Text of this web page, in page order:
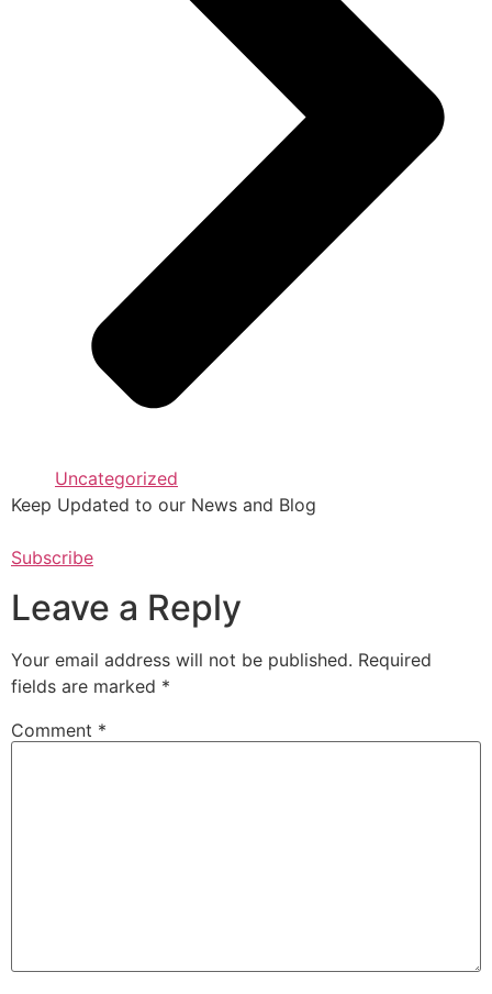
Uncategorized
Keep Updated to our News and Blog
Subscribe
Leave a Reply
Your email address will not be published. Required
fields are marked *
Comment *